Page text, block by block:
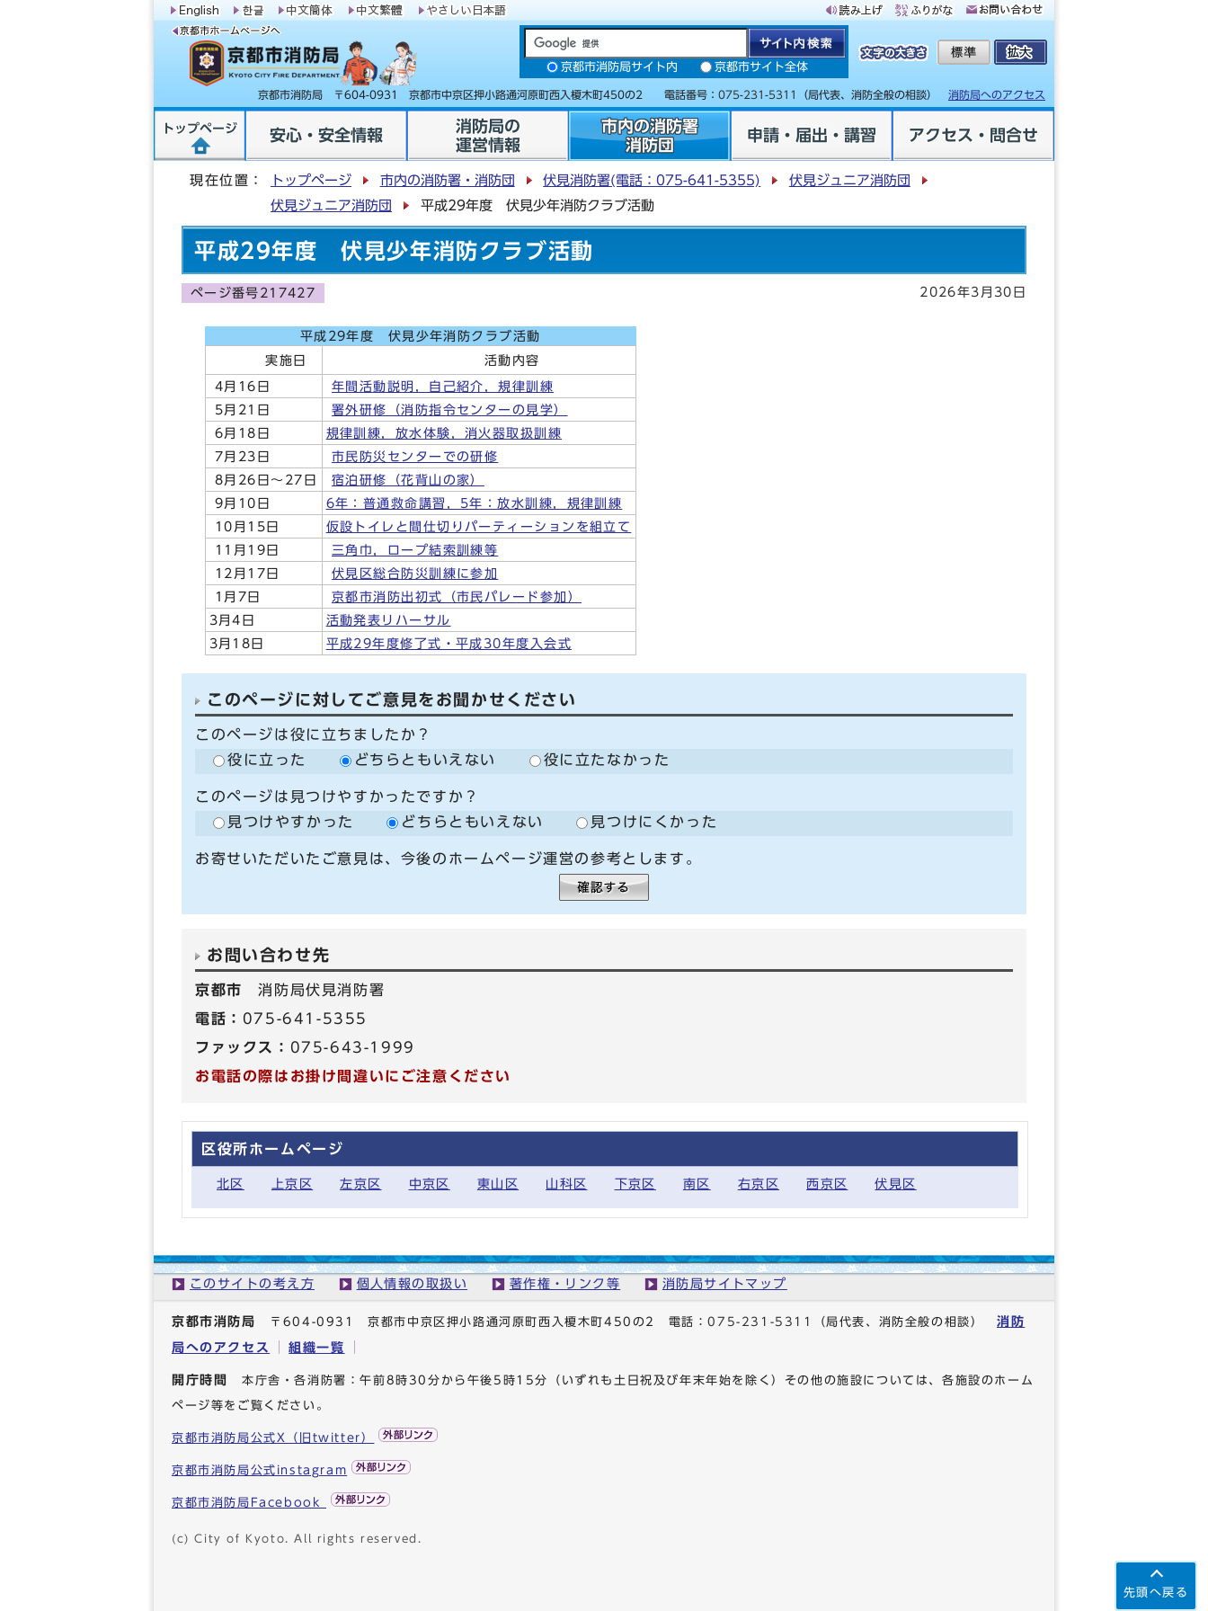
京都市消防局サイト内 京都市サイト全体
京都市消防局 〒604-0931 京都市中京区押小路通河原町西入榎木町450の2 電話番号： 075-231-5311 （局代表、消防全般の相談） 消防局へのアクセス
トップページ 安心・安全情報
消防局の
運営情報
市内の消防署
消防団
申請・届出・講習 アクセス・問合せ
現在位置： トップページ 市内の消防署・消防団 伏見消防署(電話：075-641-5355)
伏見ジュニア消防団
伏見ジュニア消防団
平成29年度 伏見少年消防クラブ活動
平成29年度 伏見少年消防クラブ活動
ページ番号217427 2026年3月30日
平成29年度 伏見少年消防クラブ活動
実施日
活動内容
4月16日
年間活動説明，自己紹介，規律訓練
5月21日
署外研修（消防指令センターの見学）
6月18日
規律訓練，放水体験，消火器取扱訓練
7月23日
市民防災センターでの研修
8月26日～27日
宿泊研修（花背山の家）
9月10日
6年：普通救命講習，5年：放水訓練，規律訓練
10月15日
仮設トイレと間仕切りパーティーションを組立て
11月19日
三角巾，ロープ結索訓練等
12月17日
伏見区総合防災訓練に参加
1月7日
京都市消防出初式（市民パレード参加）
3月4日
活動発表リハーサル
3月18日
平成29年度修了式・平成30年度入会式
このページに対してご意見をお聞かせください
このページは役に立ちましたか？
役に立った
どちらともいえない 役に立たなかった
このページは見つけやすかったですか？
見つけやすかった
どちらともいえない 見つけにくかった
お寄せいただいたご意見は、今後のホームページ運営の参考とします。
お問い合わせ先
京都市消防局伏見消防署
電話： 075-641-5355
ファックス： 075-643-1999
お電話の際はお掛け間違いにご注意ください
区役所ホームページ
北区 上京区 左京区 中京区 東山区 山科区 下京区 南区 右京区 西京区 伏見区
先頭へ戻る
このサイトの考え方 個人情報の取扱い 著作権・リンク等 消防局サイトマップ
京都市消防局 〒604-0931 京都市中京区押小路通河原町西入榎木町450の2 電話：075-231-5311 （局代表、消防全般の相談）消防
局へのアクセス
組織一覧
開庁時間 本庁舎・各消防署：午前8時30分から午後5時15分（いずれも土日祝及び年末年始を除く）その他の施設については、各施設のホーム
ページ等をご覧ください。
京都市消防局公式X（旧twitter）
京都市消防局公式instagram
京都市消防局Facebook
(c) City of Kyoto. All rights reserved.